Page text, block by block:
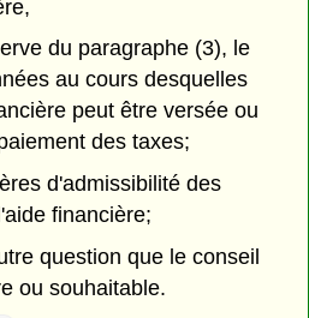
du paragraphe (3), le
au cours desquelles
peut être versée ou
des taxes;
d'admissibilité des
financière;
question que le conseil
ou souhaitable.